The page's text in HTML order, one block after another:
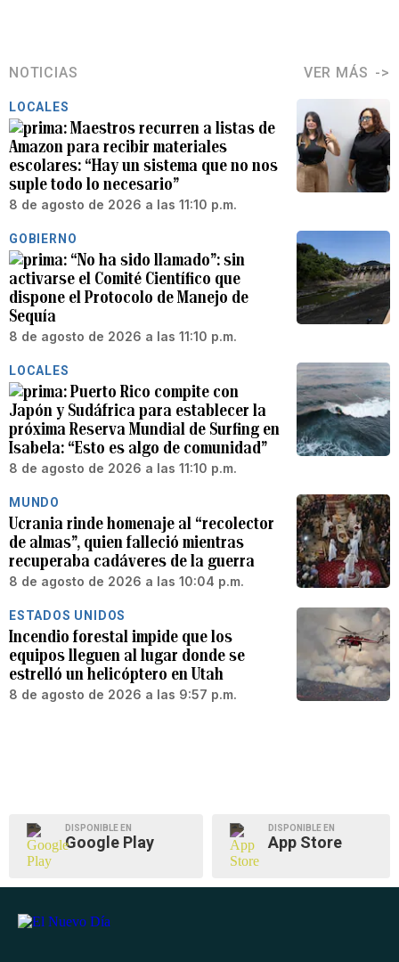
NOTICIAS VER MÁS
LOCALES
Maestros recurren a listas de
Amazon para recibir materiales
escolares: “Hay un sistema que no nos
suple todo lo necesario”
8 de agosto de 2026 a las 11:10 p.m.
GOBIERNO
“No ha sido llamado”: sin
activarse el Comité Científico que
dispone el Protocolo de Manejo de
Sequía
8 de agosto de 2026 a las 11:10 p.m.
LOCALES
Puerto Rico compite con
Japón y Sudáfrica para establecer la
próxima Reserva Mundial de Surfing en
Isabela: “Esto es algo de comunidad”
8 de agosto de 2026 a las 11:10 p.m.
MUNDO
Ucrania rinde homenaje al “recolector
de almas”, quien falleció mientras
recuperaba cadáveres de la guerra
8 de agosto de 2026 a las 10:04 p.m.
ESTADOS UNIDOS
Incendio forestal impide que los
equipos lleguen al lugar donde se
estrelló un helicóptero en Utah
8 de agosto de 2026 a las 9:57 p.m.
DISPONIBLE EN
Google Play
DISPONIBLE EN
App Store